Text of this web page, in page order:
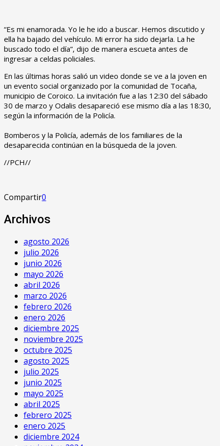
“Es mi enamorada. Yo le he ido a buscar. Hemos discutido y
ella ha bajado del vehículo. Mi error ha sido dejarla. La he
buscado todo el día”, dijo de manera escueta antes de
ingresar a celdas policiales.
En las últimas horas salió un video donde se ve a la joven en
un evento social organizado por la comunidad de Tocaña,
municipio de Coroico. La invitación fue a las 12:30 del sábado
30 de marzo y Odalis desapareció ese mismo día a las 18:30,
según la información de la Policía.
Bomberos y la Policía, además de los familiares de la
desaparecida continúan en la búsqueda de la joven.
//PCH//
Compartir0
Archivos
agosto 2026
julio 2026
junio 2026
mayo 2026
abril 2026
marzo 2026
febrero 2026
enero 2026
diciembre 2025
noviembre 2025
octubre 2025
agosto 2025
julio 2025
junio 2025
mayo 2025
abril 2025
febrero 2025
enero 2025
diciembre 2024